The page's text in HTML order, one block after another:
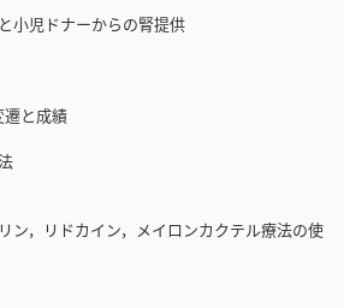
小児ドナーからの腎提供
遷と成績
ン，リドカイン，メイロンカクテル療法の使